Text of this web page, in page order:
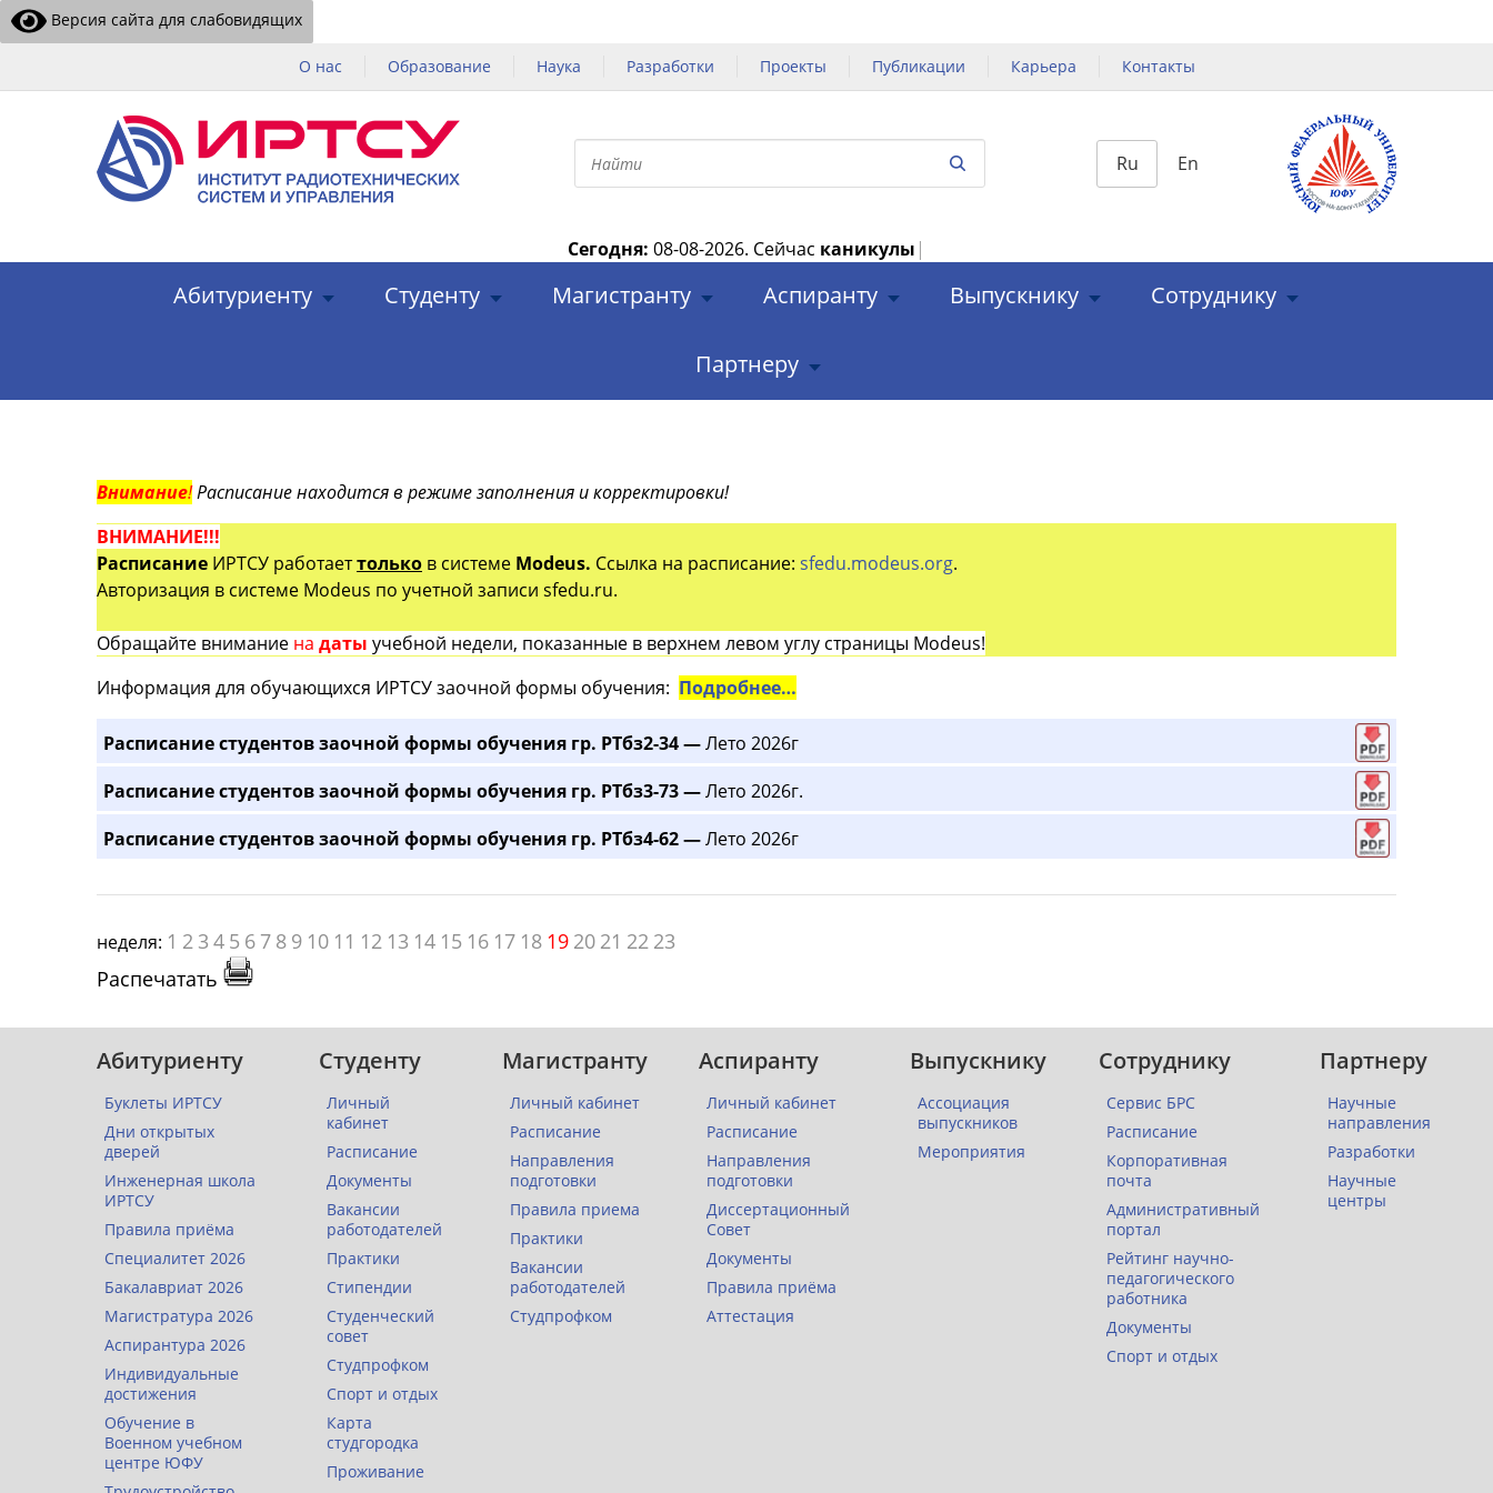
Версия сайта для слабовидящих
О нас Образование Наука Разработки Проекты Публикации Карьера Контакты
Ru En
Сегодня: 08-08-2026. Сейчас каникулы |
Абитуриенту Студенту Магистранту Аспиранту Выпускнику Сотруднику
Партнеру
Внимание!Расписание находится в режиме заполнения и корректировки!
ВНИМАНИЕ!!!
Расписание ИРТСУ работаеттолько в системе Modeus. Ссылка на расписание: sfedu.modeus.org.
Авторизация в системе Modeus по учетной записи sfedu.ru.
Обращайте внимание на даты учебной недели, показанные в верхнем левом углу страницы Modeus!
Информация для обучающихся ИРТСУ заочной формы обучения: Подробнее…
Расписание студентов заочной формы обучения гр. РТбз2-34 —Лето 2026г
Расписание студентов заочной формы обучения гр. РТбз3-73 —Лето 2026г.
Расписание студентов заочной формы обучения гр. РТбз4-62 —Лето 2026г
неделя: 1 2 3 4 5 6 7 8 9 10 11 12 13 14 15 16 17 18 19 20 21 22 23
Распечатать
Абитуриенту
Буклеты ИРТСУ
Дни открытых
дверей
Инженерная школа
ИРТСУ
Правила приёма
Специалитет 2026
Бакалавриат 2026
Магистратура 2026
Аспирантура 2026
Индивидуальные
достижения
Обучение в
Военном учебном
центре ЮФУ
Студенту
Личный
кабинет
Расписание
Документы
Вакансии
работодателей
Практики
Стипендии
Студенческий
совет
Студпрофком
Спорт и отдых
Карта
студгородка
Проживание
Магистранту
Личный кабинет
Расписание
Направления
подготовки
Правила приема
Практики
Вакансии
работодателей
Студпрофком
Аспиранту
Личный кабинет
Расписание
Направления
подготовки
Диссертационный
Совет
Документы
Правила приёма
Аттестация
Выпускнику
Ассоциация
выпускников
Мероприятия
Сотруднику
Сервис БРС
Расписание
Корпоративная
почта
Административный
портал
Рейтинг научно-
педагогического
работника
Документы
Спорт и отдых
Партнеру
Научные
направления
Разработки
Научные
центры